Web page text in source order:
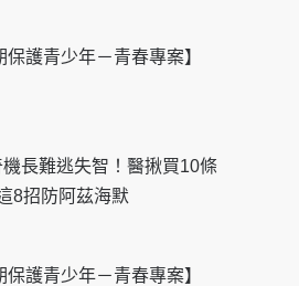
保護青少年－青春專案】
長難逃失智！醫揪買10條
8招防阿茲海默
保護青少年－青春專案】